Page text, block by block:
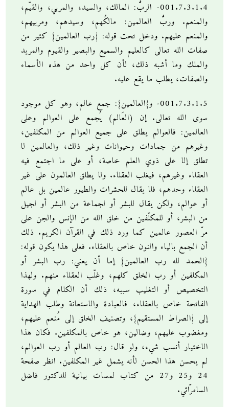
001.7.3.1.4- الربُّ: المالك، والسيد، والمربي، والقيّم،
والمنعم. وربُّ العالمين: مالكُهم، وسيدهم، ومربيهم،
والمنعم عليهم. ودخل تحت قوله: {رب العالمين} كثير من
صفات الله تعالى كالعليم والسميع والبصير والقيوم والمريد
والملك وما أشبه ذلك، لأن كل واحد من هذه الأسماء
والصفات، يطلب ما يقع عليه.
001.7.3.1.5- و{العالمين}: جمع عالم، وهو كل موجود
سوى الله تعالى. إن (العَالم) يُجمع على العوالم وعلى
العالمين: فالعوالم يطلق على جميع العوالم من المكلفين،
وغيرهم من جمادات وحيوانات وغير ذلك، والعالمين لا
تطلق إلا على ذوي العلم خاصة، أو على ما اجتمع فيه
العقلاء وغيرهم، فيغلب العقلاء. ولا يطلق العالمون على غير
العقلاء وحدهم، فلا يقال للحشرات والطيور عالمين بل عالم
أو عوالم، ولكن يقال للبشر أو لجماعة من البشر أو لجيل
من البشر، أو للمكلّفين من خلق الله من الإنس والجن على
مرّ العصور عالمين كما ورد ذلك في القرآن الكريم. ذلك
أن الجمع بالياء والنون خاص بالعقلاء. فعلى هذا يكون قوله:
{الحمد لله رب العالمين} إما أن يعني: رب البشر أو
المكلفين أو رب الخلق كلهم، وغلّب العقلاء منهم. ولهذا
التخصيص أو التغليب سببه، ذلك أن الكلام في سورة
الفاتحة خاص بالعقلاء، فالعبادة والاستعانة وطلب الهداية
إلى {الصراط المستقيم}، وتصنيف الخلق إلى مُنعم عليهم،
ومغضوب عليهم، وضالين، هو خاص بالمكلفين. فكان هذا
الاختيار أنسب شيء، ولو قال: رب العالم أو رب العوالم،
لم يحسن هذا الحسن لأنه يشمل غير المكلفين. انظر صفحة
24 و25 و27 من كتاب لمسات بيانية للدكتور فاضل
السامرّائي.